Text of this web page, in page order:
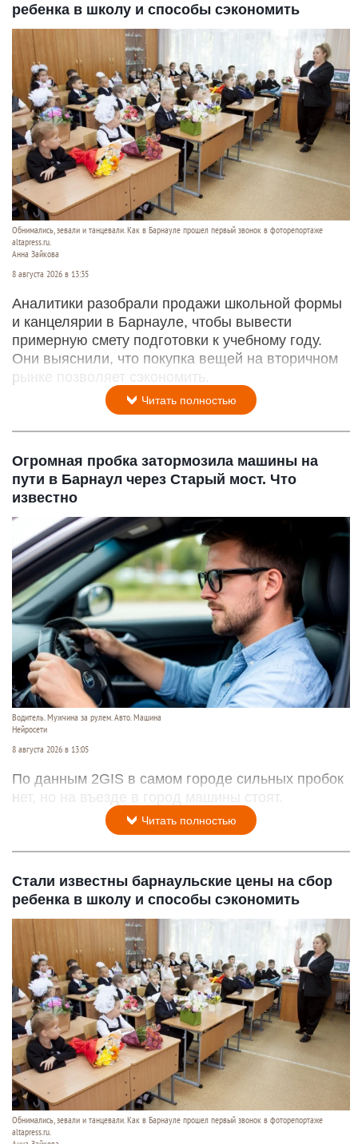
ребенка в школу и способы сэкономить
Обнимались, зевали и танцевали. Как в Барнауле прошел первый звонок в фоторепортаже
altapress.ru.
Анна Зайкова
8 августа 2026 в 13:35
Аналитики разобрали продажи школьной формы
и канцелярии в Барнауле, чтобы вывести
примерную смету подготовки к учебному году.
Они выяснили, что покупка вещей на вторичном
рынке позволяет сэкономить.
Читать полностью
Огромная пробка затормозила машины на
пути в Барнаул через Старый мост. Что
известно
Водитель. Мужчина за рулем. Авто. Машина
Нейросети
8 августа 2026 в 13:05
По данным 2GIS в самом городе сильных пробок
нет, но на въезде в город машины стоят.
Читать полностью
Стали известны барнаульские цены на сбор
ребенка в школу и способы сэкономить
Обнимались, зевали и танцевали. Как в Барнауле прошел первый звонок в фоторепортаже
altapress.ru.